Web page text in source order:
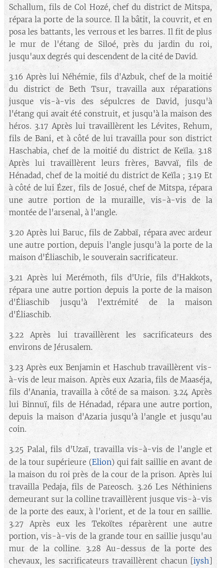
Schallum, fils de Col Hozé, chef du district de Mitspa,
répara la porte de la source. Il la bâtit, la couvrit, et en
posa les battants, les verrous et les barres. Il fit de plus
le mur de l'étang de Siloé, près du jardin du roi,
jusqu'aux degrés qui descendent de la cité de David.
3.16 Après lui Néhémie, fils d'Azbuk, chef de la moitié
du district de Beth Tsur, travailla aux réparations
jusque vis-à-vis des sépulcres de David, jusqu'à
l'étang qui avait été construit, et jusqu'à la maison des
héros. 3.17 Après lui travaillèrent les Lévites, Rehum,
fils de Bani, et à côté de lui travailla pour son district
Haschabia, chef de la moitié du district de Keïla. 3.18
Après lui travaillèrent leurs frères, Bavvaï, fils de
Hénadad, chef de la moitié du district de Keïla ; 3.19 Et
à côté de lui Ézer, fils de Josué, chef de Mitspa, répara
une autre portion de la muraille, vis-à-vis de la
montée de l'arsenal, à l'angle.
3.20 Après lui Baruc, fils de Zabbaï, répara avec ardeur
une autre portion, depuis l'angle jusqu'à la porte de la
maison d'Éliaschib, le souverain sacrificateur.
3.21 Après lui Merémoth, fils d'Urie, fils d'Hakkots,
répara une autre portion depuis la porte de la maison
d'Éliaschib jusqu'à l'extrémité de la maison
d'Éliaschib.
3.22 Après lui travaillèrent les sacrificateurs des
environs de Jérusalem.
3.23 Après eux Benjamin et Haschub travaillèrent vis-
à-vis de leur maison. Après eux Azaria, fils de Maaséja,
fils d'Anania, travailla à côté de sa maison. 3.24 Après
lui Binnuï, fils de Hénadad, répara une autre portion,
depuis la maison d'Azaria jusqu'à l'angle et jusqu'au
coin.
3.25 Palal, fils d'Uzaï, travailla vis-à-vis de l'angle et
de la tour supérieure (Elion) qui fait saillie en avant de
la maison du roi près de la cour de la prison. Après lui
travailla Pedaja, fils de Pareosch. 3.26 Les Néthiniens
demeurant sur la colline travaillèrent jusque vis-à-vis
de la porte des eaux, à l'orient, et de la tour en saillie.
3.27 Après eux les Tekoïtes réparèrent une autre
portion, vis-à-vis de la grande tour en saillie jusqu'au
mur de la colline. 3.28 Au-dessus de la porte des
chevaux, les sacrificateurs travaillèrent chacun [iysh]